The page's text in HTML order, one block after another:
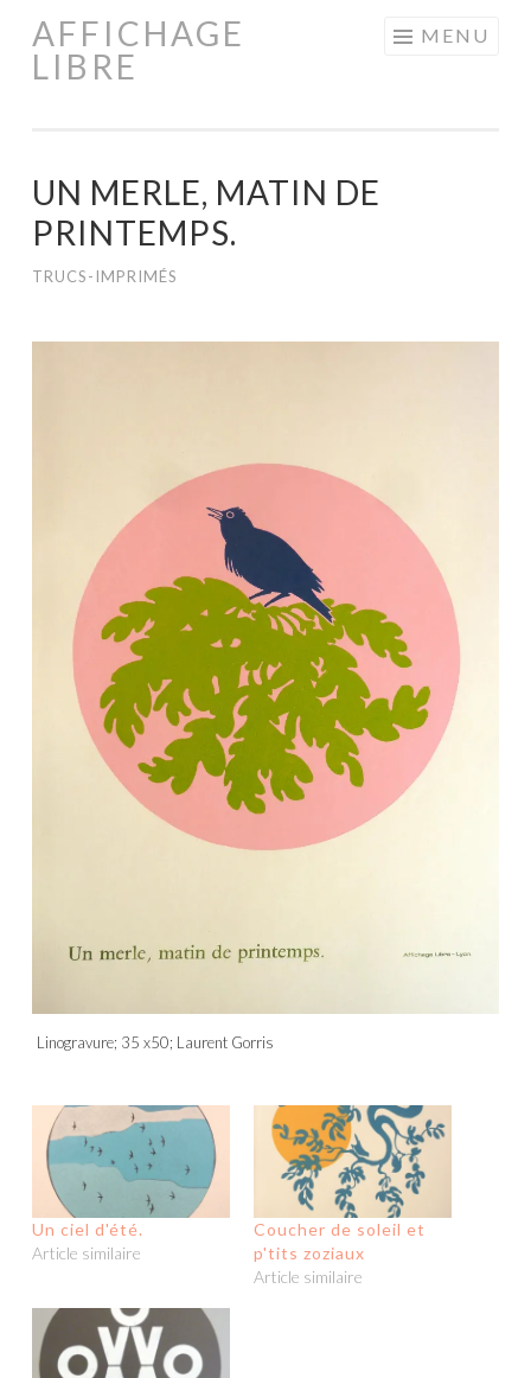
Aller
AFFICHAGE
LIBRE
MENU
UN MERLE, MATIN DE
PRINTEMPS.
TRUCS-IMPRIMÉS
Linogravure; 35 x50; Laurent Gorris
Un ciel d'été.
Article similaire
Coucher de soleil et
p'tits zoziaux
Article similaire